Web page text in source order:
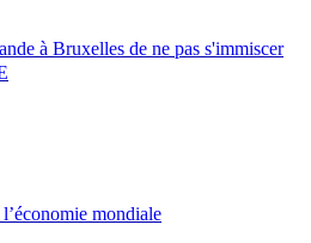
à Bruxelles de ne pas s'immiscer
mondiale